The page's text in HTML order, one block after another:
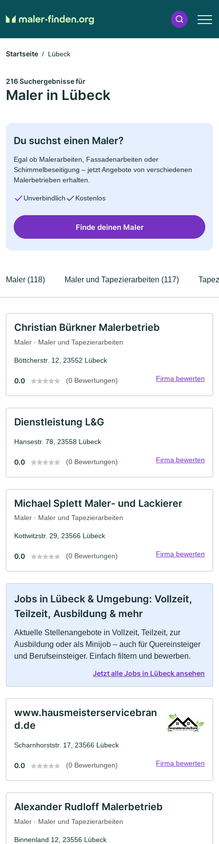
Startseite Lübeck
216 Suchergebnisse für
Maler in Lübeck
Du suchst einen Maler?
Egal ob Malerarbeiten, Fassadenarbeiten oder
Schimmelbeseitigung – jetzt Angebote von verschiedenen
Malerbetrieben erhalten.
Unverbindlich Kostenlos
Finde deinen Maler
Maler (118) Maler und Tapezierarbeiten (117)
Christian Bürkner Malerbetrieb
Maler · Maler und Tapezierarbeiten
Böttcherstr. 12, 23552 Lübeck
0.0 (0 Bewertungen) Firma bewerten
Dienstleistung L&G
Hansestr. 78, 23558 Lübeck
0.0 (0 Bewertungen) Firma bewerten
Michael Splett Maler- und Lackierer
Maler · Maler und Tapezierarbeiten
Kottwitzstr. 29, 23566 Lübeck
0.0 (0 Bewertungen) Firma bewerten
Jobs in Lübeck & Umgebung: Vollzeit,
Teilzeit, Ausbildung & mehr
Aktuelle Stellenangebote in Vollzeit, Teilzeit, zur
Ausbildung oder als Minijob – auch für Quereinsteiger
und Berufseinsteiger. Einfach filtern und bewerben.
Jetzt alle Jobs in Lübeck ansehen
www.hausmeisterservicebran
d.de
Scharnhorststr. 17, 23566 Lübeck
0.0 (0 Bewertungen) Firma bewerten
Alexander Rudloff Malerbetrieb
Maler · Maler und Tapezierarbeiten
Binnenland 12, 23556 Lübeck